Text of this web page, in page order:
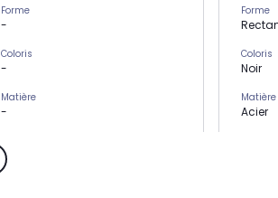
Forme
-
Coloris
-
Matière
-
-
Forme
Coloris
Noir
Matière
Acier